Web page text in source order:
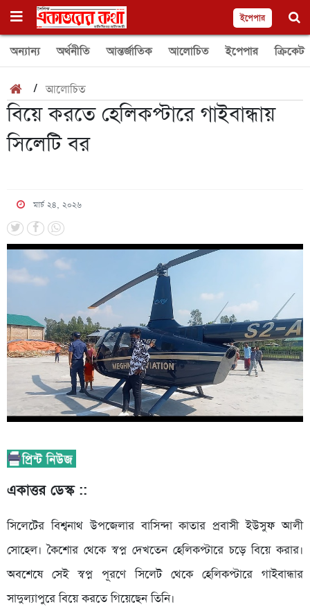
ইপেপার
অন্যান্য অর্থনীতি আন্তর্জাতিক আলোচিত ইপেপার ক্রিকেট
/আলোচিত
বিয়ে করতে হেলিকপ্টারে গাইবান্ধায়
সিলেটি বর
মার্চ ২৪, ২০২৬
একাত্তর ডেস্ক ::
সিলেটের বিশ্বনাথ উপজেলার বাসিন্দা কাতার প্রবাসী ইউসুফ আলী
সোহেল। কৈশোর থেকে স্বপ্ন দেখতেন হেলিকপ্টারে চড়ে বিয়ে করার।
অবশেষে সেই স্বপ্ন পূরণে সিলেট থেকে হেলিকপ্টারে গাইবান্ধার
সাদুল্যাপুরে বিয়ে করতে গিয়েছেন তিনি।